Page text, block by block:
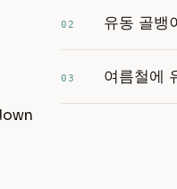
02 유동 골뱅
03 여름철에